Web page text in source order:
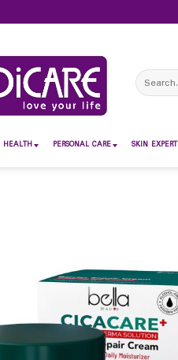
Search
for:
HEALTH PERSONAL CARE SKIN EXPERT